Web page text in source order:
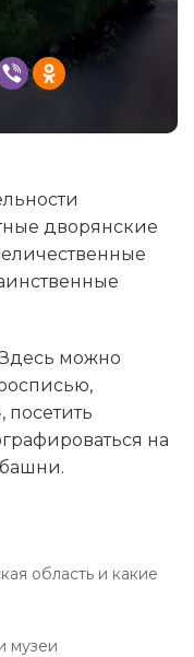
дворянские
можно
посетить
на
область и какие
музеи